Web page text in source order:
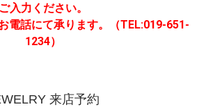
ご入力ください。
電話にて承ります。（TEL:019-651-
1234）
来店予約